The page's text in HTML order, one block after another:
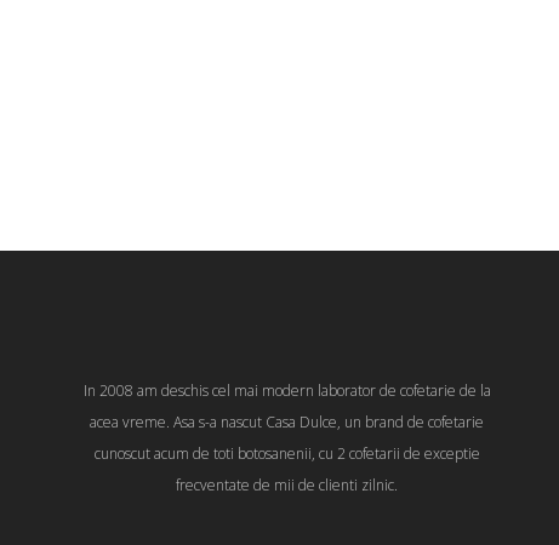
In 2008 am deschis cel mai modern laborator de cofetarie de la
acea vreme. Asa s-a nascut Casa Dulce, un brand de cofetarie
cunoscut acum de toti botosanenii, cu 2 cofetarii de exceptie
frecventate de mii de clienti zilnic.